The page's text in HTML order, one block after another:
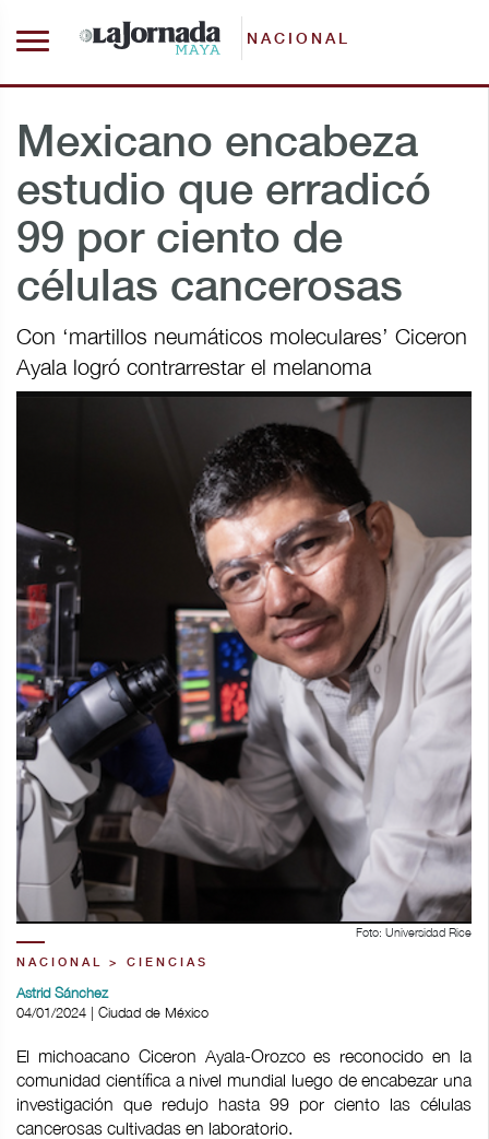
NACIONAL
Mexicano encabeza
estudio que erradicó
99 por ciento de
células cancerosas
Con ‘martillos neumáticos moleculares’ Ciceron
Ayala logró contrarrestar el melanoma
Foto: Universidad Rice
NACIONAL > CIENCIAS
Astrid Sánchez
04/01/2024 | Ciudad de México
El michoacano Ciceron Ayala-Orozco es reconocido en la
comunidad científica a nivel mundial luego de encabezar una
investigación que redujo hasta 99 por ciento las células
cancerosas cultivadas en laboratorio.